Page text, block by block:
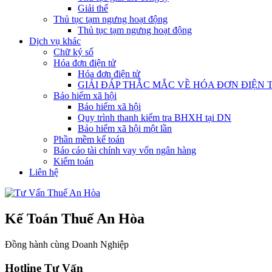
Giải thể
Thủ tục tạm ngưng hoạt động
Thủ tục tạm ngưng hoạt động
Dịch vụ khác
Chữ ký số
Hóa đơn điện tử
Hóa đơn điện tử
GIẢI ĐÁP THẮC MẮC VỀ HÓA ĐƠN ĐIỆN
Bảo hiểm xã hội
Bảo hiểm xã hội
Quy trình thanh kiểm tra BHXH tại DN
Bảo hiểm xã hội một lần
Phần mềm kế toán
Báo cáo tài chính vay vốn ngân hàng
Kiểm toán
Liên hệ
Kế Toán Thuế An Hòa
Đồng hành cùng Doanh Nghiệp
Hotline Tư Vấn